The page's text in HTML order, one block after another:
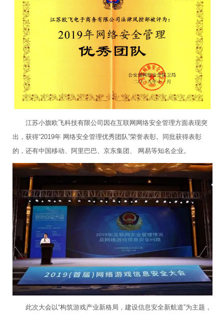
江苏小旗欧飞科技有限公司因在互联网网络安全管理方面表现突
出，获得“2019年 网络安全管理优秀团队”荣誉表彰。同批获得表彰
的，还有中国移动、阿里巴巴、京东集团、 网易等知名企业。
此次大会以“构筑游戏产业新格局，建设信息安全新航道”为主题，